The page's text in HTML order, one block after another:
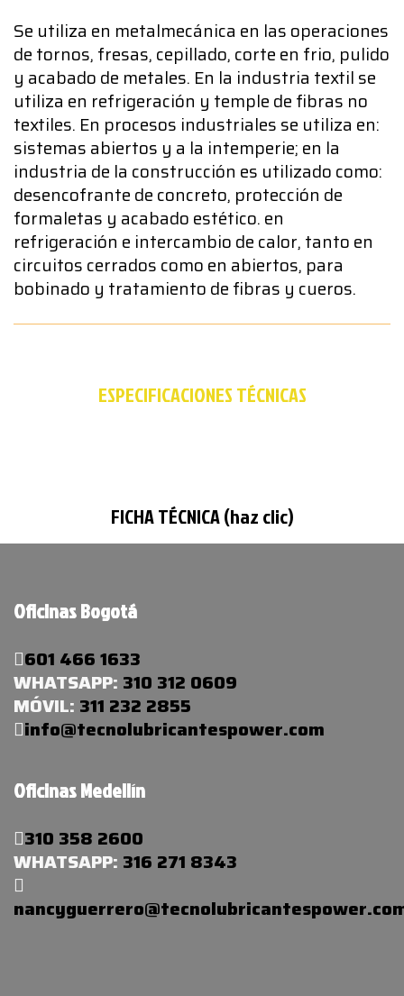
Se utiliza en metalmecánica en las operaciones
de tornos, fresas, cepillado, corte en frio, pulido
y acabado de metales. En la industria textil se
utiliza en refrigeración y temple de fibras no
textiles. En procesos industriales se utiliza en:
sistemas abiertos y a la intemperie; en la
industria de la construcción es utilizado como:
desencofrante de concreto, protección de
formaletas y acabado estético. en
refrigeración e intercambio de calor, tanto en
circuitos cerrados como en abiertos, para
bobinado y tratamiento de fibras y cueros.
ESPECIFICACIONES TÉCNICAS
FICHA TÉCNICA (haz clic)
Oficinas Bogotá
601 466 1633
WHATSAPP: 310 312 0609
MÓVIL: 311 232 2855
info@tecnolubricantespower.com
Oficinas Medellín
310 358 2600
WHATSAPP: 316 271 8343